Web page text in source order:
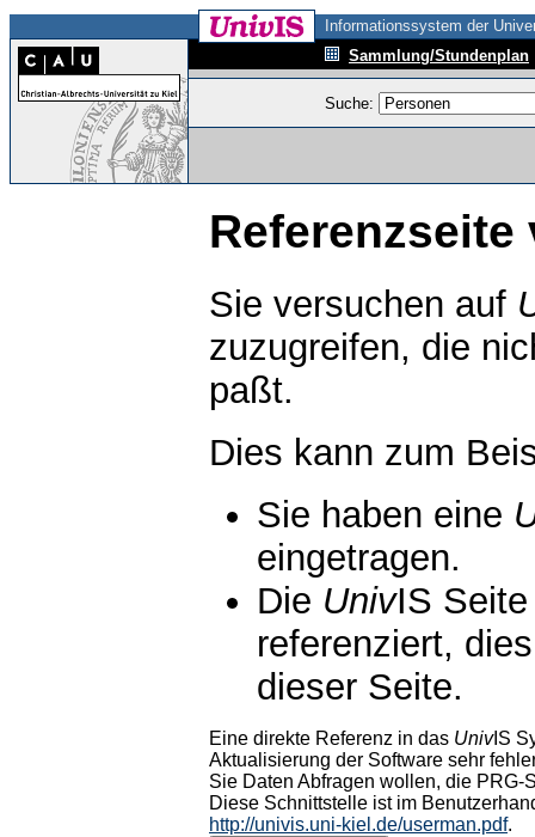
Informationssystem der
Sammlung/Stundenplan
Suche:
Referenzseite
Sie versuchen auf
zuzugreifen, die
paßt.
Dies kann zum
Sie haben eine
eingetragen.
Die UnivIS
referenziert,
dieser Seite.
Eine direkte Referenz in das UnivIS
Aktualisierung der Software sehr
Sie Daten Abfragen wollen, die PRG-
Diese Schnittstelle ist im
http://univis.uni-kiel.de/userman.pdf.